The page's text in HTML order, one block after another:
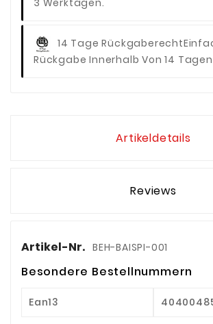
14 Tage Rückgaberecht
Rückgabe Innerhalb Von 14 Tagen
Artikeldetails
Reviews
Artikel-Nr. BEH-BAISPI-001
Besondere Bestellnummern
Ean13